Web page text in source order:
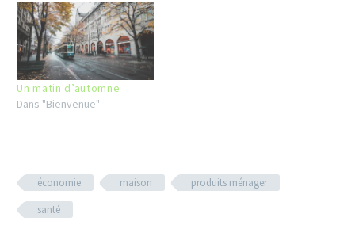
Un matin d’automne
Dans "Bienvenue"
économie maison
produits ménager
santé